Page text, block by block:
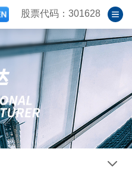
股票代码：301628